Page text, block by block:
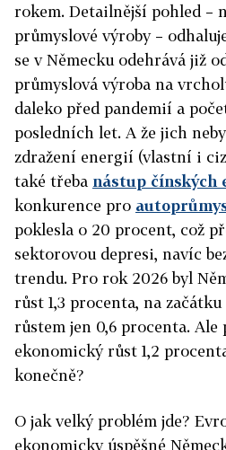
rokem. Detailnější pohled –
průmyslové výroby –
se v Německu odehrává již
průmyslová výroba na
daleko před pandemií a
posledních let. A že jich
zdražení energií (vlastní i
také třeba nástup čínských
konkurence pro
poklesla o 20 procent, což
sektorovou depresi, navíc
trendu. Pro rok 2026 byl
růst 1,3 procenta, na
růstem jen 0,6 procenta. Ale
ekonomický růst 1,2
konečně?
O jak velký problém jde?
ekonomicky úspěšné